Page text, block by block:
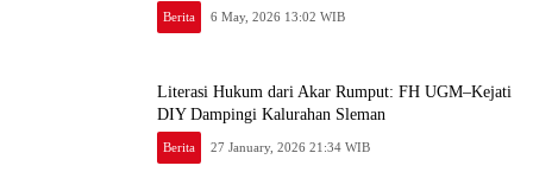
Berita 6 May, 2026 13:02 WIB
Literasi Hukum dari Akar Rumput: FH UGM–Kejati
DIY Dampingi Kalurahan Sleman
Berita 27 January, 2026 21:34 WIB